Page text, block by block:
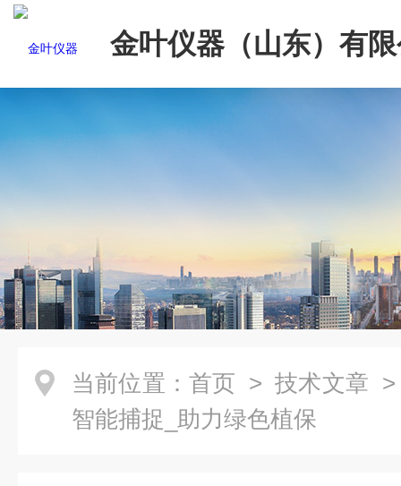
金叶仪器（山东）有
当前位置： 首页 > 技术文章
智能捕捉_助力绿色植保